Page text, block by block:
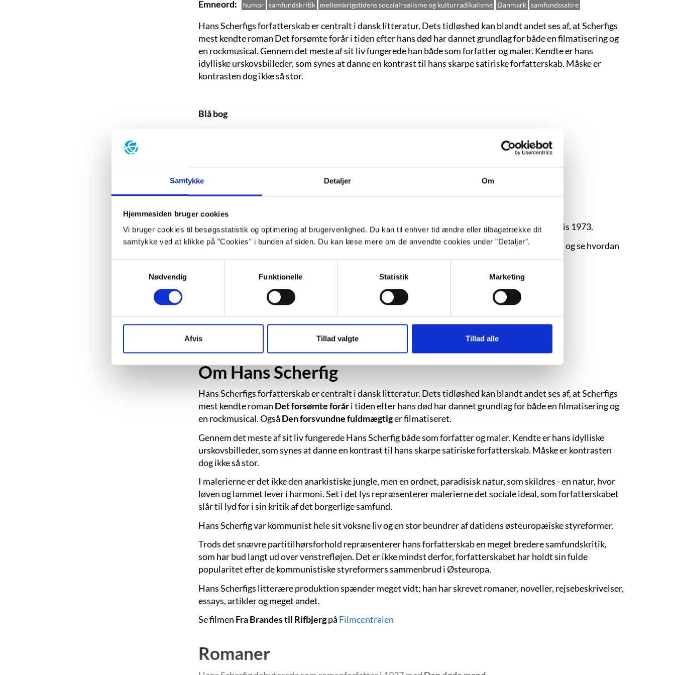
Samtykke Detaljer Om
Hjemmesiden bruger cookies
Vi bruger cookies til besøgsstatistik og optimering af brugervenlighed. Du kan til enhver tid ændre eller tilbagetrække dit
samtykke ved at klikke på ”Cookies” i bunden af siden. Du kan læse mere om de anvendte cookies under ”Detaljer”.
Nødvendig
Funktionelle Statistik Marketing
Afvis Tillad valgte Tillad alle
Emneord humor samfundskritik mellemkrigstidens socaialrealisme og kulturradikalisme Danmark samfundssatire
Hans Scherfigs forfatterskab er centralt i dansk litteratur. Dets tidløshed kan blandt andet ses af, at Scherfigs
mest kendte roman Det forsømte forår i tiden efter hans død har dannet grundlag for både en filmatisering og
en rockmusical. Gennem det meste af sit liv fungerede han både som forfatter og maler. Kendte er hans
idylliske urskovsbilleder, som synes at danne en kontrast til hans skarpe satiriske forfatterskab. Måske er
kontrasten dog ikke så stor.
Blå bog
Uddannelse:Ingen afsluttet.
Hvad lærer vi i skolen, børnebog, 1933.
Priser:En hel række legater og priser fra 1946 og frem til og med Det danske Akademis store pris 1973.
Seneste udgivelse:Livet udfolder sig i junglen : fordyb dig i Hans Scherfigs dejlige dyrebilleder, og se hvordan
-. Lamberth, 2026. Billedbog.
Mellemkrigstidens socialrealisme og kulturradikalisme
Fra Brandes til Rifbjergpå Filmcentralen
Om Hans Scherfig
Hans Scherfigs forfatterskab er centralt i dansk litteratur. Dets tidløshed kan blandt andet ses af, at Scherfigs
mest kendte roman Det forsømte foråri tiden efter hans død har dannet grundlag for både en filmatisering og
en rockmusical. Også Den forsvundne fuldmægtiger filmatiseret.
Gennem det meste af sit liv fungerede Hans Scherfig både som forfatter og maler. Kendte er hans idylliske
urskovsbilleder, som synes at danne en kontrast til hans skarpe satiriske forfatterskab. Måske er kontrasten
dog ikke så stor.
I malerierne er det ikke den anarkistiske jungle, men en ordnet, paradisisk natur, som skildres - en natur, hvor
løven og lammet lever i harmoni. Set i det lys repræsenterer malerierne det sociale ideal, som forfatterskabet
slår til lyd for i sin kritik af det borgerlige samfund.
Hans Scherfig var kommunist hele sit voksne liv og en stor beundrer af datidens østeuropæiske styreformer.
Trods det snævre partitilhørsforhold repræsenterer hans forfatterskab en meget bredere samfundskritik,
som har bud langt ud over venstrefløjen. Det er ikke mindst derfor, forfatterskabet har holdt sin fulde
popularitet efter de kommunistiske styreformers sammenbrud i Østeuropa.
Hans Scherfigs litterære produktion spænder meget vidt; han har skrevet romaner, noveller, rejsebeskrivelser,
essays, artikler og meget andet.
Se filmen Fra Brandes til Rifbjergpå Filmcentralen
Romaner